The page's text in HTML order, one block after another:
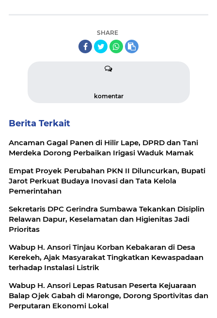
SHARE
komentar
Berita Terkait
Ancaman Gagal Panen di Hilir Lape, DPRD dan Tani
Merdeka Dorong Perbaikan Irigasi Waduk Mamak
Empat Proyek Perubahan PKN II Diluncurkan, Bupati
Jarot Perkuat Budaya Inovasi dan Tata Kelola
Pemerintahan
Sekretaris DPC Gerindra Sumbawa Tekankan Disiplin
Relawan Dapur, Keselamatan dan Higienitas Jadi
Prioritas
Wabup H. Ansori Tinjau Korban Kebakaran di Desa
Kerekeh, Ajak Masyarakat Tingkatkan Kewaspadaan
terhadap Instalasi Listrik
Wabup H. Ansori Lepas Ratusan Peserta Kejuaraan
Balap Ojek Gabah di Maronge, Dorong Sportivitas dan
Perputaran Ekonomi Lokal